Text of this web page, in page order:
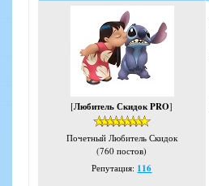
[Любитель Скидок PRO]
Почетный Любитель Скидок
(760 постов)
Репутация: 116